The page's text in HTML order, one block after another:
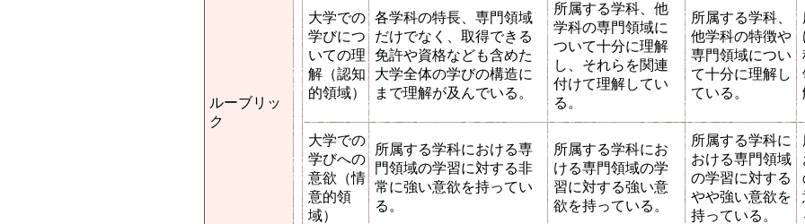
ルーブリッ
ク
大学での
学びにつ
いての理
解（認知
的領域）
各学科の特長、専門領域
だけでなく、取得できる
免許や資格なども含めた
大学全体の学びの構造に
まで理解が及んでいる。
所属する学科、他
学科の専門領域に
ついて十分に理解
し、それらを関連
付けて理解してい
る。
所属する学科、
他学科の特徴や
専門領域につい
て十分に理解し
ている。
大学での
学びへの
意欲（情
意的領
域）
所属する学科における専
門領域の学習に対する非
常に強い意欲を持ってい
る。
所属する学科にお
ける専門領域の学
習に対する強い意
欲を持っている。
所属する学科に
おける専門領域
の学習に対する
やや強い意欲を
持っている。